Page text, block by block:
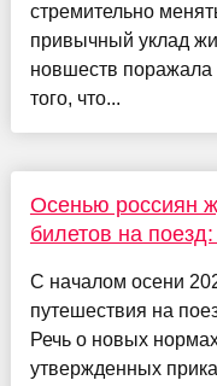
стремительно
привычный уклад
новшеств
того, что...
Осенью россиян
билетов на
С началом осени
путешествия на
Речь о новых
утвержденных